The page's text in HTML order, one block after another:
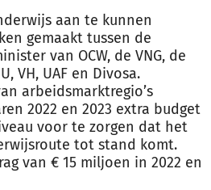
aan te kunnen
gemaakt tussen de
van OCW, de VNG, de
VH, UAF en Divosa.
arbeidsmarktregio’s
2022 en 2023 extra budget
voor te zorgen dat het
tot stand komt.
van € 15 miljoen in 2022 en